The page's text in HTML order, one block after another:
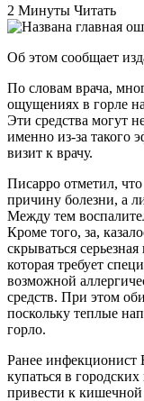
2 Минуты Читать
Об этом сообщает
По словам врача,
ощущениях в горле
Эти средства могут
именно из-за такого
визит к врачу.
Писарро отметил,
причину болезни, а
Между тем
Кроме того, за,
скрываться
которая требует
возможной
средств. При этом
поскольку теплые
горло.
Ранее инфекционист
купаться в
привести к